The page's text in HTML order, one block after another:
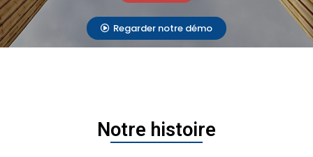
Regarder notre démo
Notre histoire